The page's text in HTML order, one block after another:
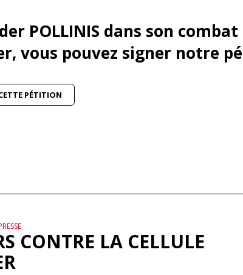
POLLINIS dans son
vous pouvez signer notre
PÉTITION
CONTRE LA CELLULE